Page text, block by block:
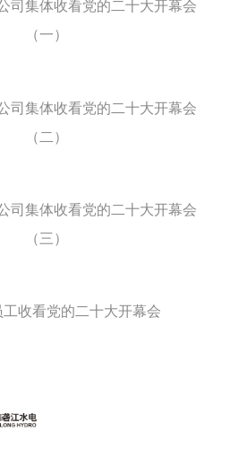
司集体收看党的二十大开幕会
（一）
司集体收看党的二十大开幕会
（二）
司集体收看党的二十大开幕会
（三）
收看党的二十大开幕会